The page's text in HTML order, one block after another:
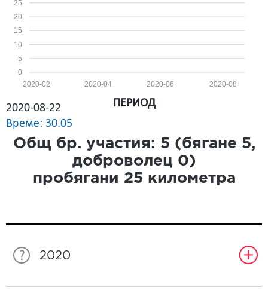
0
5
10
15
20
25
2020-08
2020-06
2020-04
2020-02
2020-08-22
Време: 30.05
ПЕРИОД
Общ бр. участия: 5 (бягане 5,
доброволец 0)
пробягани 25 километра
2020